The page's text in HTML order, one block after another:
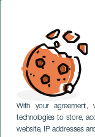
With your
technologies to store,
website, IP addresses